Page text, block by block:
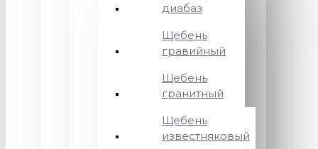
диабаз
Щебень
гравийный
Щебень
гранитный
Щебень
известняковый